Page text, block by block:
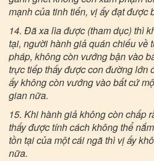
mạnh của tinh tiến, vị ấy đạt được
14. Đã xa lìa được (tham dục) thì
tại, người hành giả quán chiếu về
pháp, không còn vướng bận vào
trực tiếp thấy được con đường lớn
ấy không còn vướng vào bất cứ
gian nữa.
15. Khi hành giả không còn chấp
thấy được tính cách không thể
tồn tại của một cái ngã thì vị ấy
nữa.